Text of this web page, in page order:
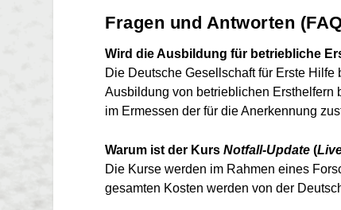
Fragen und Antworten
Wird die Ausbildung für betriebliche
Die Deutsche Gesellschaft für Erste Hilfe
Ausbildung von betrieblichen Ersthelfern
im Ermessen der für die Anerkennung
Warum ist der Kurs Notfall-Update (
Die Kurse werden im Rahmen eines
gesamten Kosten werden von der